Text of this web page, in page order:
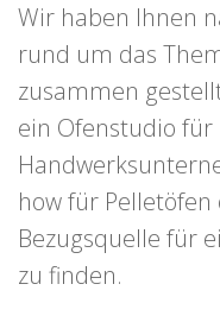
Wir haben Ihnen
rund um das
zusammen
ein Ofenstudio für
how für
Bezugsquelle für
zu finden.